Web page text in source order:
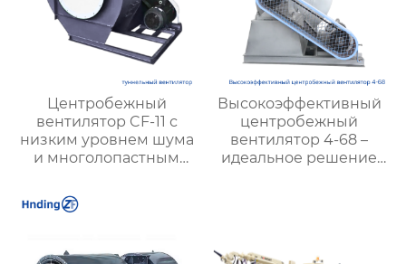
Центробежный
вентилятор CF-11 с
низким уровнем шума
и многолопастным
эффективное
решение для
вытяжки на кухне
Высокоэффективный
центробежный
вентилятор 4-68 –
идеальное решение